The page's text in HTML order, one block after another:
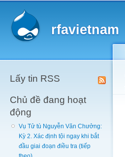
rfavietnam
Lấy tin RSS
Chủ đề đang hoạt
động
Vụ Tử tù Nguyễn Văn Chưởng:
Kỳ 2. Xác định tội ngay khi bắt
đầu giai đoạn điều tra (tiếp